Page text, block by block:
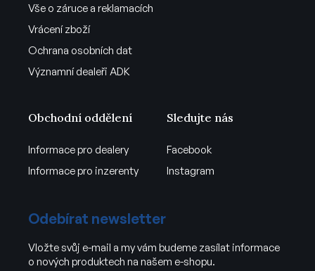
Vše o záruce a reklamacích
Vrácení zboží
Ochrana osobních dat
Významní dealeři ADK
Obchodní oddělení
Informace pro dealery
Informace pro inzerenty
Sledujte nás
Facebook
Instagram
Odebírat newsletter
Vložte svůj e-mail a my vám budeme zasílat informace
o nových produktech na našem e-shopu.